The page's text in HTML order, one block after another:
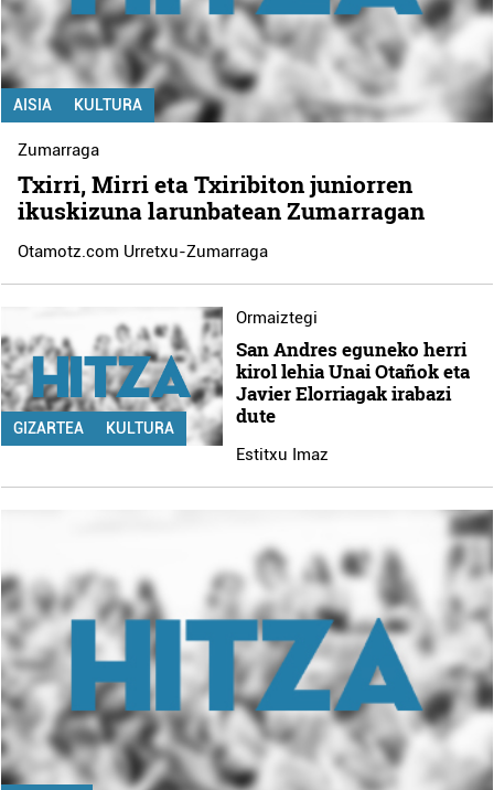
AISIA KULTURA
Zumarraga
Txirri, Mirri eta Txiribiton juniorren
ikuskizuna larunbatean Zumarragan
Otamotz.com Urretxu-Zumarraga
GIZARTEA KULTURA
Ormaiztegi
San Andres eguneko herri
kirol lehia Unai Otañok eta
Javier Elorriagak irabazi
dute
Estitxu Imaz